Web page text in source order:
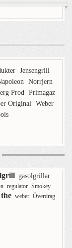
Jensengrill
Norrjern
Prod
Primagaz
Original Weber
gasolgrillar
regulator Smokey
the weber Överdrag